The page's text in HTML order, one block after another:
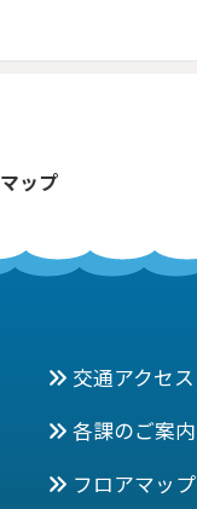
ップ
交通アクセス
各課のご案内
フロアマップ